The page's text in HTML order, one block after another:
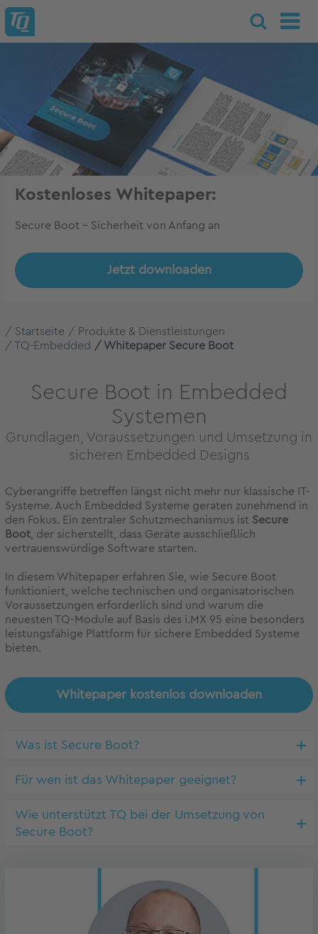
Kostenloses Whitepaper:
Secure Boot – Sicherheit von Anfang an
Jetzt downloaden
Startseite
Produkte & Dienstleistungen
TQ-Embedded
Whitepaper Secure Boot
Secure Boot in Embedded
Systemen
Grundlagen, Voraussetzungen und Umsetzung in
sicheren Embedded Designs
Cyberangriffe betreffen längst nicht mehr nur klassische IT-
Systeme. Auch Embedded Systeme geraten zunehmend in
den Fokus. Ein zentraler Schutzmechanismus ist Secure
Boot , der sicherstellt, dass Geräte ausschließlich
vertrauenswürdige Software starten.
In diesem Whitepaper erfahren Sie, wie Secure Boot
funktioniert, welche technischen und organisatorischen
Voraussetzungen erforderlich sind und warum die
neuesten TQ-Module auf Basis des i.MX 95 eine besonders
leistungsfähige Plattform für sichere Embedded Systeme
bieten.
Whitepaper kostenlos downloaden
Was ist Secure Boot?
Für wen ist das Whitepaper geeignet?
Wie unterstützt TQ bei der Umsetzung von
Secure Boot?